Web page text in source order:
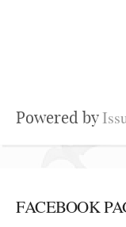
Powered by
FACEBOOK